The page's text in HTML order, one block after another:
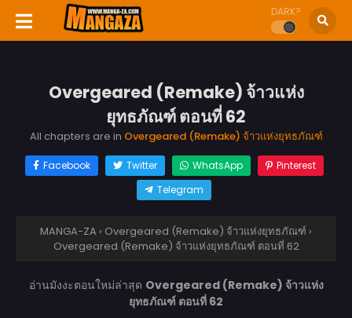
DARK?
Overgeared (Remake) จ้าวแห่ง
ยุทธภัณฑ์ ตอนที่ 62
All chapters are in Overgeared (Remake) จ้าวแห่งยุทธภัณฑ์
Facebook Twitter WhatsApp
Pinterest
Telegram
MANGA-ZA › Overgeared (Remake) จ้าวแห่งยุทธภัณฑ์ ›
Overgeared (Remake) จ้าวแห่งยุทธภัณฑ์ ตอนที่ 62
อ่านมังงะตอนใหม่ล่าสุด Overgeared (Remake) จ้าวแห่ง
ยุทธภัณฑ์ ตอนที่ 62